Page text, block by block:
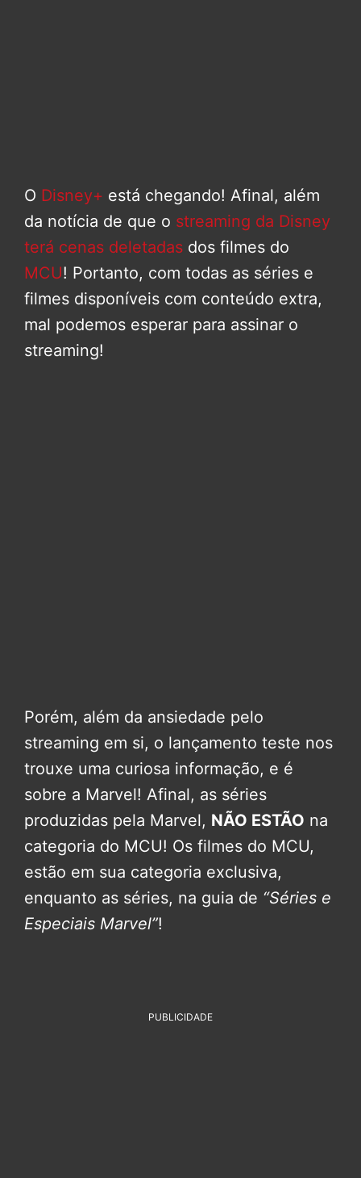
O Disney+ está chegando! Afinal, além
da notícia de que o streaming da Disney
terá cenas deletadas dos filmes do
MCU! Portanto, com todas as séries e
filmes disponíveis com conteúdo extra,
mal podemos esperar para assinar o
streaming!
Porém, além da ansiedade pelo
streaming em si, o lançamento teste nos
trouxe uma curiosa informação, e é
sobre a Marvel! Afinal, as séries
produzidas pela Marvel, NÃO ESTÃO na
categoria do MCU! Os filmes do MCU,
estão em sua categoria exclusiva,
enquanto as séries, na guia de “Séries e
Especiais Marvel”!
PUBLICIDADE